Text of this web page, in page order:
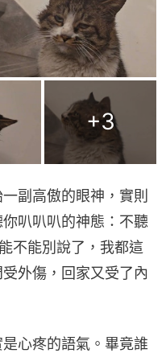
+3
副高傲的眼神，實則
叭叭叭的神態：不聽
不能別說了，我都這
外傷，回家又受了內
心疼的語氣。畢竟誰